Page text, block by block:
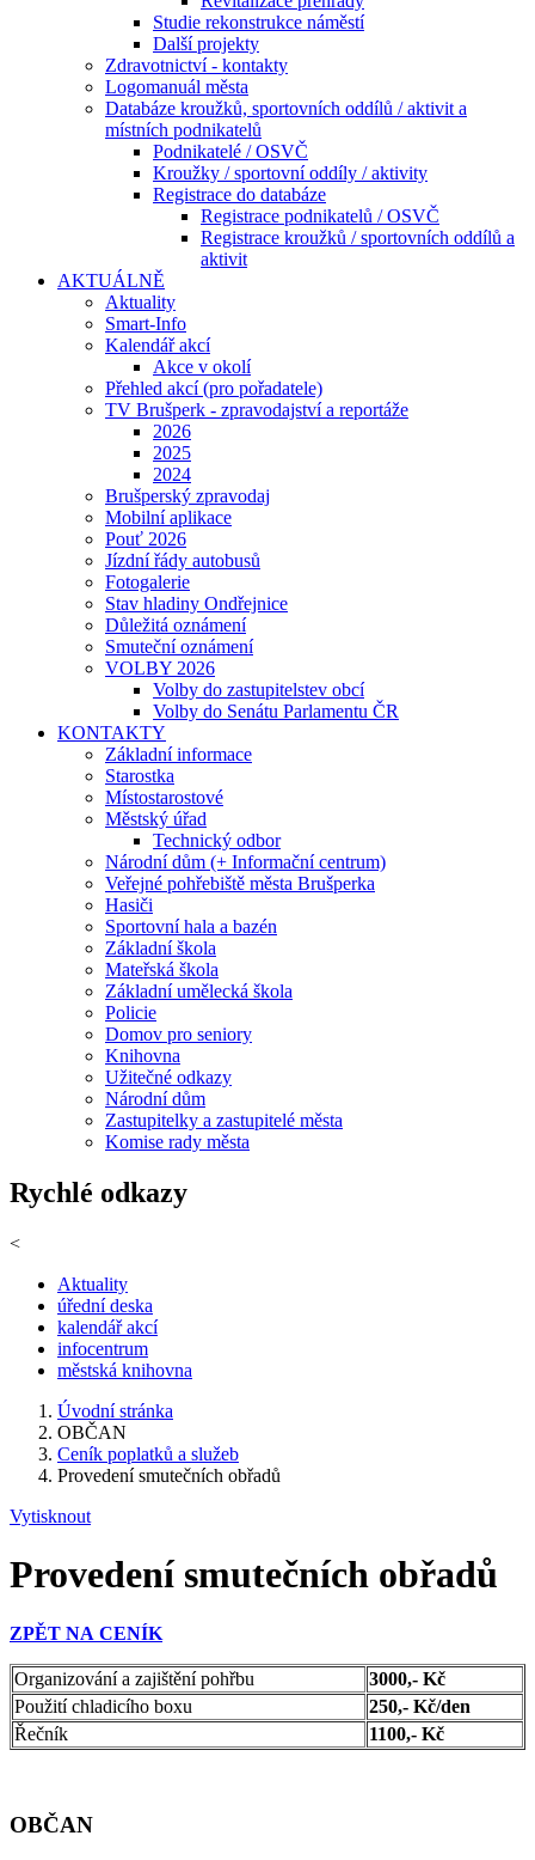
Studie rekonstrukce náměstí
Další projekty
Zdravotnictví - kontakty
Logomanuál města
Databáze kroužků, sportovních oddílů / aktivit a
místních podnikatelů
Podnikatelé / OSVČ
Kroužky / sportovní oddíly / aktivity
Registrace do databáze
Registrace podnikatelů / OSVČ
Registrace kroužků / sportovních oddílů a
aktivit
AKTUÁLNĚ
Aktuality
Smart-Info
Kalendář akcí
Akce v okolí
Přehled akcí (pro pořadatele)
TV Brušperk - zpravodajství a reportáže
2026
2025
2024
Brušperský zpravodaj
Mobilní aplikace
Pouť 2026
Jízdní řády autobusů
Fotogalerie
Stav hladiny Ondřejnice
Důležitá oznámení
Smuteční oznámení
VOLBY 2026
Volby do zastupitelstev obcí
Volby do Senátu Parlamentu ČR
KONTAKTY
Základní informace
Starostka
Místostarostové
Městský úřad
Technický odbor
Národní dům (+ Informační centrum)
Veřejné pohřebiště města Brušperka
Hasiči
Sportovní hala a bazén
Základní škola
Mateřská škola
Základní umělecká škola
Policie
Domov pro seniory
Knihovna
Užitečné odkazy
Národní dům
Zastupitelky a zastupitelé města
Komise rady města
Rychlé odkazy
<
Aktuality
úřední deska
kalendář akcí
infocentrum
městská knihovna
Úvodní stránka
OBČAN
Ceník poplatků a služeb
Provedení smutečních obřadů
Vytisknout
Provedení smutečních obřadů
ZPĚT NA CENÍK
Organizování a zajištění pohřbu
3000,- Kč
Použití chladicího boxu
250,- Kč/den
Řečník
1100,- Kč
OBČAN